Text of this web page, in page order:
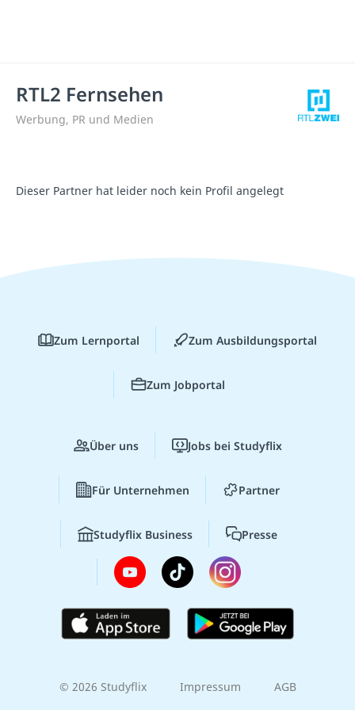
RTL2 Fernsehen
Werbung, PR und Medien
Dieser Partner hat leider noch kein Profil angelegt
Zum Lernportal Zum Ausbildungsportal
Zum Jobportal
Über uns Jobs bei Studyflix
Für Unternehmen Partner
Studyflix Business Presse
© 2026 Studyflix Impressum AGB